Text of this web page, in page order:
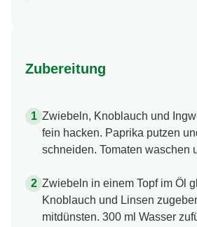
Zubereitung
Zwiebeln, Knoblauch und
fein hacken. Paprika putzen
schneiden. Tomaten waschen
Zwiebeln in einem Topf im Öl
Knoblauch und Linsen
mitdünsten. 300 ml Wasser